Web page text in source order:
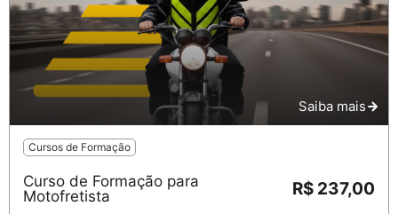
Saiba mais
Cursos de Formação
Curso de Formação para
Motofretista
R$ 237,00